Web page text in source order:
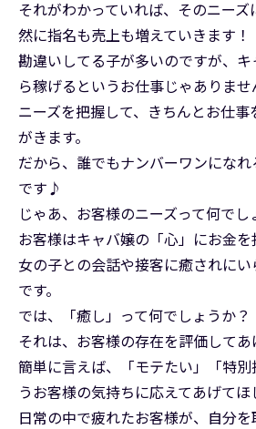
それがわかっていれば、そのニーズ
然に指名も売上も増えていきます！
勘違いしてる子が多いのですが、
ら稼げるというお仕事じゃありませ
ニーズを把握して、きちんとお仕
がきます。
だから、誰でもナンバーワンにな
です♪
じゃあ、お客様のニーズって何でし
お客様はキャバ嬢の「心」にお金を
女の子との会話や接客に癒されに
です。
では、「癒し」って何でしょうか？
それは、お客様の存在を評価してあ
簡単に言えば、「モテたい」「特
うお客様の気持ちに応えてあげてほ
日常の中で疲れたお客様が、自分を